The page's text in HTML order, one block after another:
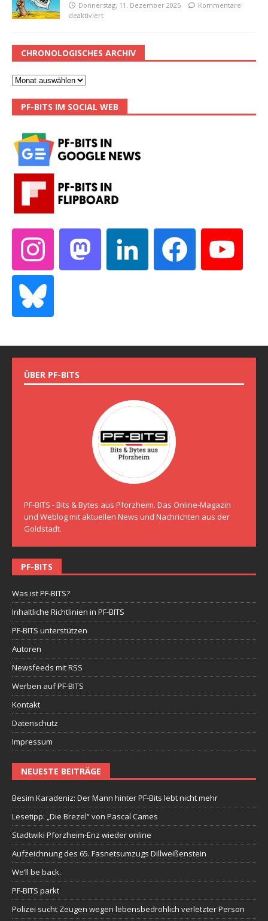
Donnerstag, 11. Dezember 2025
Kommentare
deaktiviert
CHRONOLOGISCHES ARCHIV
PF-BITS IM SOCIAL WEB
ÜBER PF-BITS
PF-BITS - Bits & Bytes aus Pforzheim. Das Online-Magazin
und Weblog mit aktuellen News und Nachrichten aus der
Goldstadt.
PF-BITS
Was ist PF-BITS?
Inhaltliche Richtlinien in PF-BITS
PF-BITS unterstützen
Autoren
Newsfeeds mit RSS
Werben auf PF-BITS
Kontakt
Datenschutz
Impressum
NEUESTE BEITRÄGE
Besim Karadeniz: Der Mann hinter PF-Bits lebt nicht mehr
Lesetipp: „Die Brezel“ von Pascal Cames
Stadtwiki Pforzheim-Enz wieder online
Aufzeichnung des 65. Fasnetsumzugs Dillweißenstein
We’ll be back.
PF-BITS parkt
Polizei sucht Zeugen wegen lebensbedrohlich verletzter Person